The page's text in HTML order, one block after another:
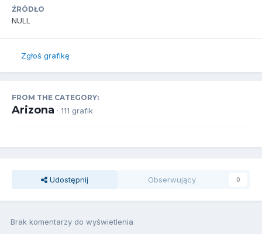
ŹRÓDŁO
NULL
Zgłoś grafikę
FROM THE CATEGORY:
Arizona · 111 grafik
Udostępnij Obserwujący 0
Brak komentarzy do wyświetlenia